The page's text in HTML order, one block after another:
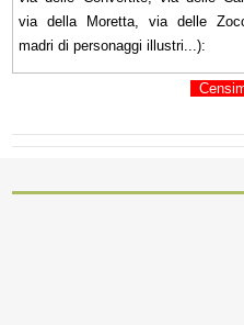
via della Moretta, via delle
madri di personaggi illustri...):